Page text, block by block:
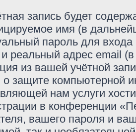
запись будет
имя (в
пароль для
и реальный адрес email
из вашей учётной
о защите компьютерной
нам услуги
в конференции
вашего пароля и